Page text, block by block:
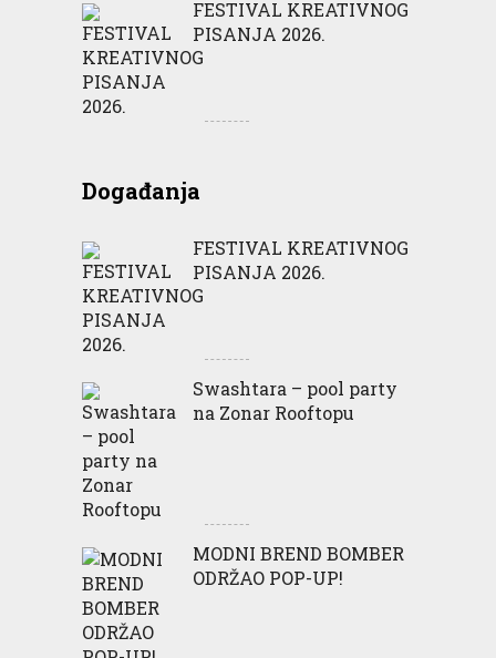
FESTIVAL KREATIVNOG
PISANJA 2026.
Događanja
FESTIVAL KREATIVNOG
PISANJA 2026.
Swashtara – pool party
na Zonar Rooftopu
MODNI BREND BOMBER
ODRŽAO POP-UP!